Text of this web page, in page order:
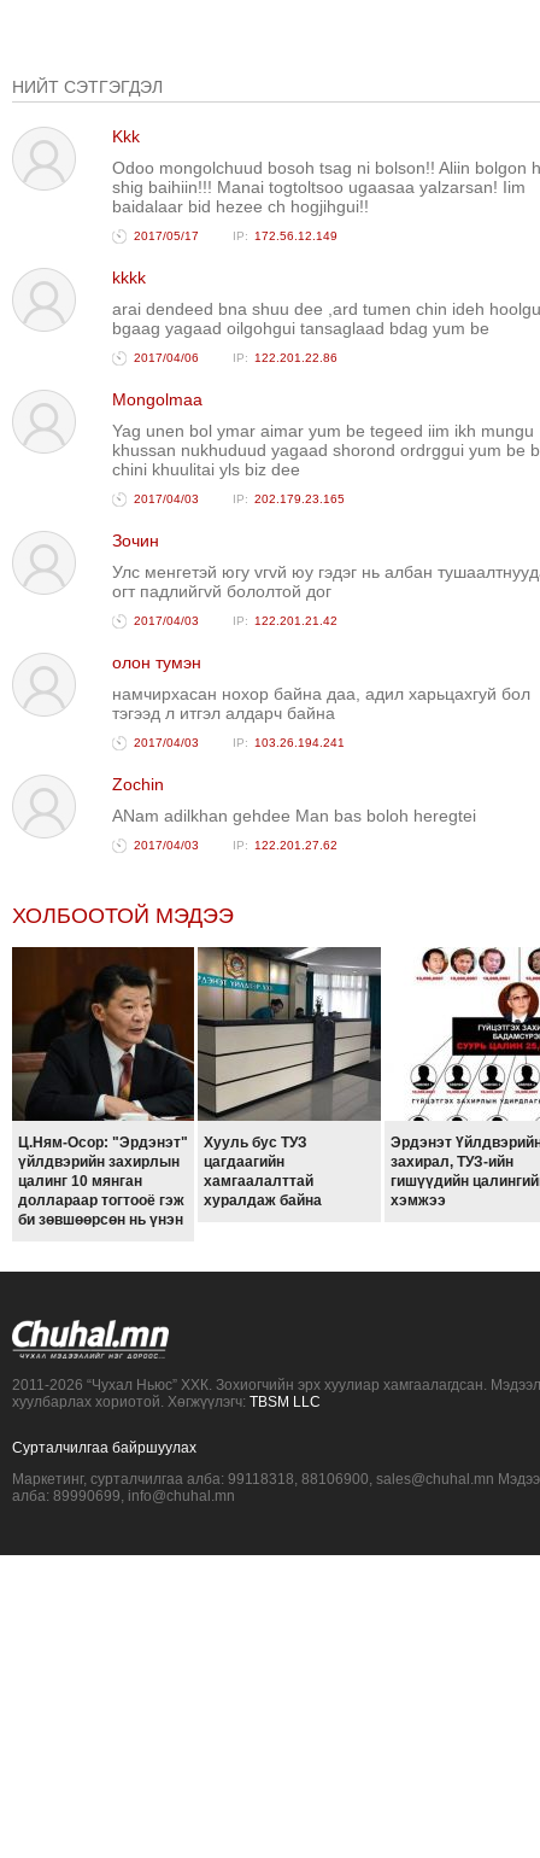
НИЙТ СЭТГЭГДЭЛ
Kkk
Odoo mongolchuud bosoh tsag ni bolson!! Aliin bolgon
shig baihiin!!! Manai togtoltsoo ugaasaa yalzarsan! Iim
baidalaar bid hezee ch hogjihgui!!
2017/05/17 172.56.12.149
kkkk
arai dendeed bna shuu dee ,ard tumen chin ideh
bgaag yagaad oilgohgui tansaglaad bdag yum be
2017/04/06 122.201.22.86
Mongolmaa
Yag unen bol ymar aimar yum be tegeed iim ikh mungu
khussan nukhuduud yagaad shorond ordrggui yum be
chini khuulitai yls biz dee
2017/04/03 202.179.23.165
Зочин
Улс менгетэй югу vгvй юу гэдэг нь албан
огт падлийгvй бололтой дог
2017/04/03 122.201.21.42
олон тумэн
намчирхасан нохор байна даа, адил харьцахгуй бол
тэгээд л итгэл алдарч байна
2017/04/03 103.26.194.241
Zochin
ANam adilkhan gehdee Man bas boloh heregtei
2017/04/03 122.201.27.62
ХОЛБООТОЙ МЭДЭЭ
Ц.Ням-Осор: "Эрдэнэт"
үйлдвэрийн захирлын
цалинг 10 мянган
доллараар тогтооё гэж
би зөвшөөрсөн нь үнэн
Хууль бус ТУЗ
цагдаагийн
хамгаалалттай
хуралдаж байна
Эрдэнэт
захирал, ТУЗ-ийн
гишүүдийн
хэмжээ
2011-2026 “Чухал Ньюс” ХХК. Зохиогчийн эрх хуулиар хамгаалагдсан.
хуулбарлах хориотой. Хөгжүүлэгч: TBSM LLC
Сурталчилгаа байршуулах
Маркетинг, сурталчилгаа алба: 99118318, 88106900, sales@chuhal.mn
алба: 89990699, info@chuhal.mn